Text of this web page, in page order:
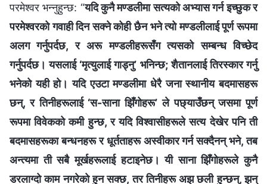
परमेश्‍वर भन्‍नुहुन्छ: “यदि कुनै मण्डलीमा सत्यको अभ्यास गर्न इच्छुक र
परमेश्‍वरको गवाही दिन सक्ने कोही छैन भने त्यो मण्डलीलाई पूर्ण रूपमा
अलग गर्नुपर्दछ, र अरू मण्डलीहरूसँग त्यसको सम्बन्ध विच्छेद
गर्नुपर्दछ। यसलाई ‘मृत्युलाई गाड्नु’ भनिन्छ; शैतानलाई तिरस्कार गर्नु
भनेको यही हो। यदि एउटा मण्डलीमा धेरै जना स्थानीय बदमासहरू
छन्, र तिनीहरूलाई ‘स-साना झिँगोहरू’ ले पछ्याउँछन् जसमा पूर्ण
रूपमा विवेकको कमी हुन्छ, र यदि विश्‍वासीहरूले सत्य देखेर पनि ती
बदमासहरूका बन्धनहरू र धूर्तताहरू अस्वीकार गर्न सक्दैनन् भने, तब
अन्त्यमा ती सबै मूर्खहरूलाई हटाइनेछ। यी साना झिँगोहरूले कुनै
डरलाग्दो काम नगरेको हुन सक्छ, तर तिनीहरू अझ छली हुन्छन्, झन्